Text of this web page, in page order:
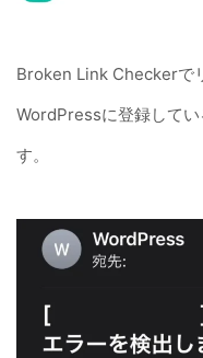
Broken Link Checkerで
WordPressに登録して
す。